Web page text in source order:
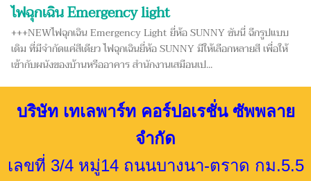
ไฟฉุกเฉิน Emergency light
+++NEWไฟฉุกเฉิน Emergency Light ยี่ห้อ SUNNY ซันนี่ ฉีกรูปแบบ
เดิม ที่มีจำกัดแค่สีเดียว ไฟฉุกเฉินยี่ห้อ SUNNY มีให้เลือกหลายสี เพื่อให้
เข้ากับผนังของบ้านหรืออาคาร สำนักงานเสมือนเป...
บริษัท เทเลพาร์ท คอร์ปอเรชั่น ซัพพลาย
จำกัด
เลขที่ 3/4 หมู่14 ถนนบางนา-ตราด กม.5.5